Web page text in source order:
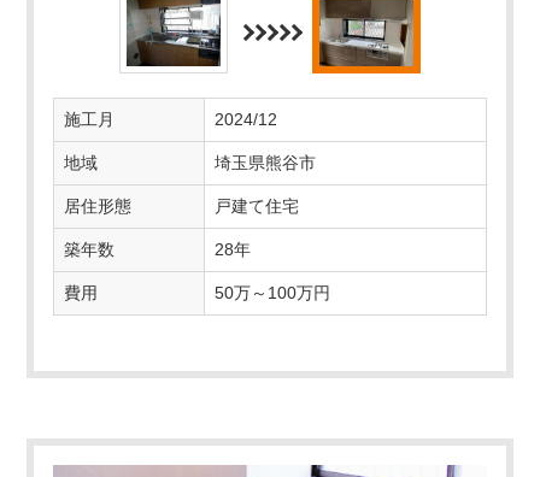
施工月 2024/12
地域 埼玉県熊谷市
居住形態 戸建て住宅
築年数 28年
費用 50万～100万円